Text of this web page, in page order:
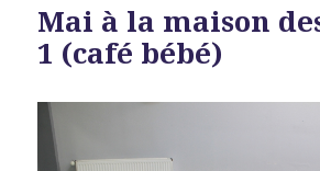
Mai à la maison
1 (café bébé)